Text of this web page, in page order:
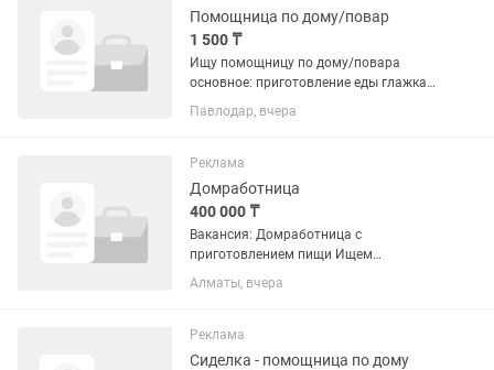
Помощница по дому/повар
1 500 ₸
Ищу помощницу по дому/повара
основное: приготовление еды глажка
уборка 2 раза в неделю по 3-4 часа
Требования: Аккуратность,
Опыт работы приветствуется, но не...
Павлодар, вчера
Реклама
Домработница
400 000 ₸
Вакансия: Домработница с
приготовлением пищи Ищем
домработницу для постоянной работы
в семье. Обязанности: •Уборка
•Поддержание порядка в доме и в
шкафах...
Алматы, вчера
Реклама
Сиделка - помощница по дому